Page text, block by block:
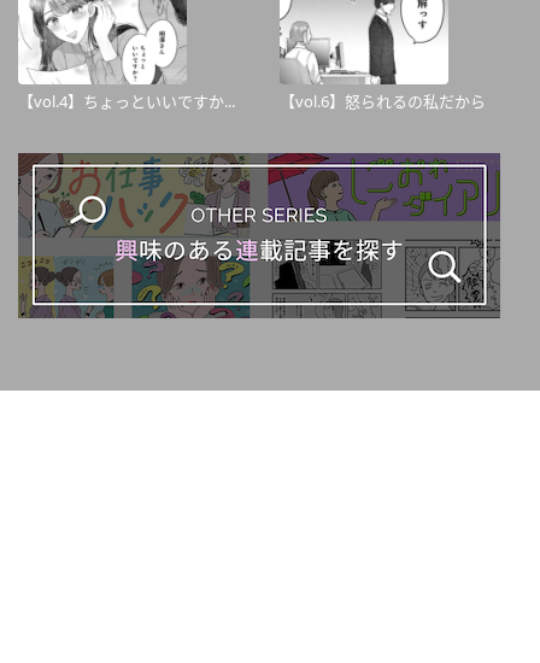
【vol.4】ちょっといいですか... 【vol.6】怒られるの私だから